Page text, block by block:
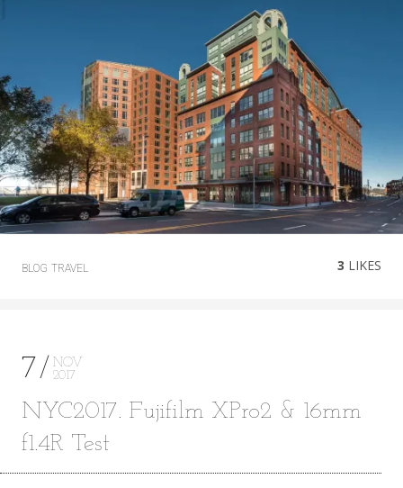
BLOG TRAVEL 3 LIKES
7
NOV
2017
NYC2017. Fujifilm XPro2 & 16mm
f1.4R Test